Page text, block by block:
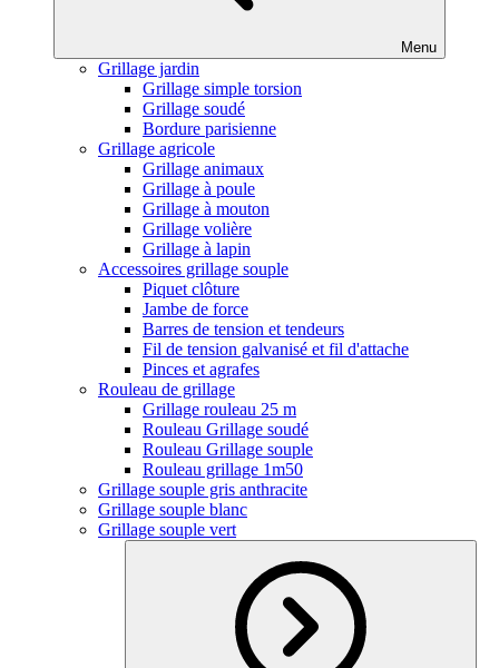
Menu
Grillage jardin
Grillage simple torsion
Grillage soudé
Bordure parisienne
Grillage agricole
Grillage animaux
Grillage à poule
Grillage à mouton
Grillage volière
Grillage à lapin
Accessoires grillage souple
Piquet clôture
Jambe de force
Barres de tension et tendeurs
Fil de tension galvanisé et fil d'attache
Pinces et agrafes
Rouleau de grillage
Grillage rouleau 25 m
Rouleau Grillage soudé
Rouleau Grillage souple
Rouleau grillage 1m50
Grillage souple gris anthracite
Grillage souple blanc
Grillage souple vert